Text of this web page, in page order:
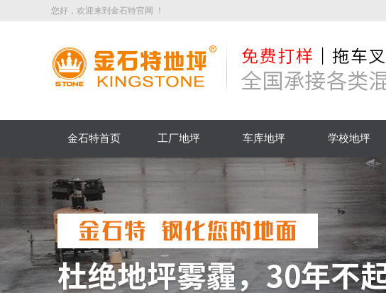
您好，欢迎来到金石特官网 ！
金石特首页 工厂地坪 车库地坪 学校地坪